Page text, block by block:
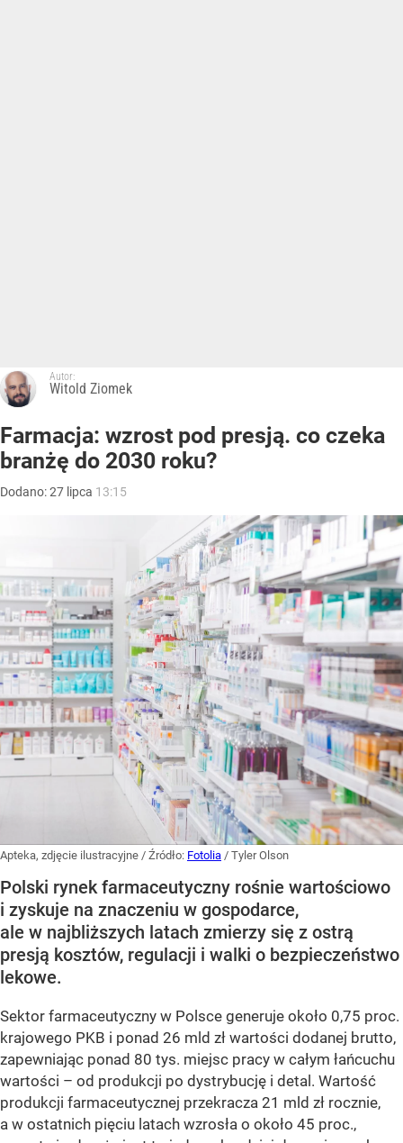
Autor:
Witold Ziomek
Farmacja: wzrost pod presją. co czeka
branżę do 2030 roku?
Dodano:27 lipca 13:15
Apteka, zdjęcie ilustracyjne / Źródło: Fotolia / Tyler Olson
Polski rynek farmaceutyczny rośnie wartościowo
i zyskuje na znaczeniu w gospodarce,
ale w najbliższych latach zmierzy się z ostrą
presją kosztów, regulacji i walki o bezpieczeństwo
lekowe.
Sektor farmaceutyczny w Polsce generuje około 0,75 proc.
krajowego PKB i ponad 26 mld zł wartości dodanej brutto,
zapewniając ponad 80 tys. miejsc pracy w całym łańcuchu
wartości – od produkcji po dystrybucję i detal. Wartość
produkcji farmaceutycznej przekracza 21 mld zł rocznie,
a w ostatnich pięciu latach wzrosła o około 45 proc.,